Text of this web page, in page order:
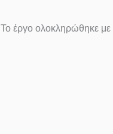
Το έργο ολοκληρώθηκε με